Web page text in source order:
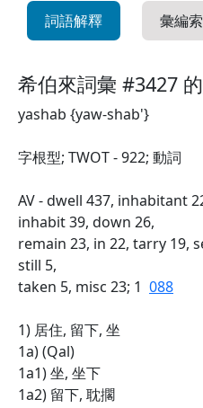
詞語解釋 彙編
希伯來詞彙 #3427
yashab {yaw-shab'}
字根型; TWOT - 922; 動詞
AV - dwell 437, inhabitant
inhabit 39, down 26,
remain 23, in 22, tarry 19,
still 5,
taken 5, misc 23; 1 088
1) 居住, 留下, 坐
1a) (Qal)
1a1) 坐, 坐下
1a2) 留下, 耽擱